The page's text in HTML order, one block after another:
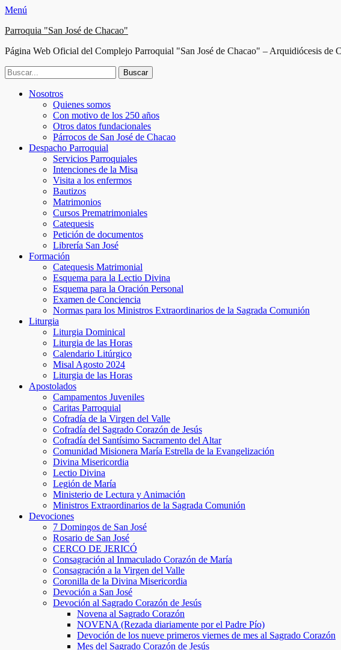
Menú
Parroquia "San José de Chacao"
Página Web Oficial del Complejo Parroquial "San José de Chacao" – Arquidiócesis de
Buscar:
electrónico
Menú
principal
Saltar
Nosotros
Quienes somos
Con motivo de los 250 años
Otros datos fundacionales
Párrocos de San José de Chacao
Despacho Parroquial
Servicios Parroquiales
Intenciones de la Misa
Visita a los enfermos
Bautizos
Matrimonios
Cursos Prematrimoniales
Catequesis
Petición de documentos
Librería San José
Formación
Catequesis Matrimonial
Esquema para la Lectio Divina
Esquema para la Oración Personal
Examen de Conciencia
Normas para los Ministros Extraordinarios de la Sagrada Comunión
Liturgia
Liturgia Dominical
Liturgia de las Horas
Calendario Litúrgico
Misal Agosto 2024
Liturgia de las Horas
Apostolados
Campamentos Juveniles
Caritas Parroquial
Cofradía de la Virgen del Valle
Cofradía del Sagrado Corazón de Jesús
Cofradía del Santísimo Sacramento del Altar
Comunidad Misionera María Estrella de la Evangelización
Divina Misericordia
Lectio Divina
Legión de María
Ministerio de Lectura y Animación
Ministros Extraordinarios de la Sagrada Comunión
Devociones
7 Domingos de San José
Rosario de San José
CERCO DE JERICÓ
Consagración al Inmaculado Corazón de María
Consagración a la Virgen del Valle
Coronilla de la Divina Misericordia
Devoción a San José
Devoción al Sagrado Corazón de Jesús
Novena al Sagrado Corazón
NOVENA (Rezada diariamente por el Padre Pío)
Devoción de los nueve primeros viernes de mes al Sagrado Corazón
Mes del Sagrado Corazón de Jesús